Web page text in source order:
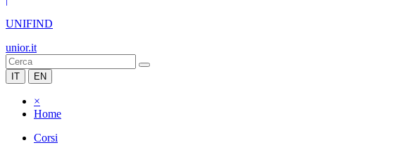
UNIFIND
unior.it
IT EN
×
Home
Corsi